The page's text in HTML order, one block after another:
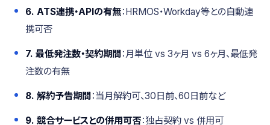
6. ATS連携・APIの有無：HRMOS・Workday等との自動連
携可否
7. 最低発注数・契約期間 ：月単位 vs 3ヶ月 vs 6ヶ月、最低発
注数の有無
8. 解約予告期間 ：当月解約可、30日前、60日前など
9. 競合サービスとの併用可否：独占契約 vs 併用可